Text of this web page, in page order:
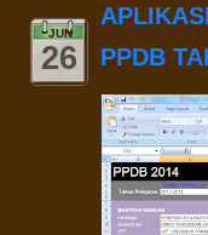
JUN
26
PPDB